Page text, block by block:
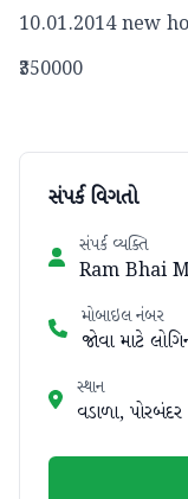
10.01.2014 new
₹350000
સંપર્ક વિગતો
સંપર્ક વ્યક્તિ
Ram Bhai
મોબાઇલ નંબર
જોવા માટે
સ્થાન
વડાળા, પોરબંદર